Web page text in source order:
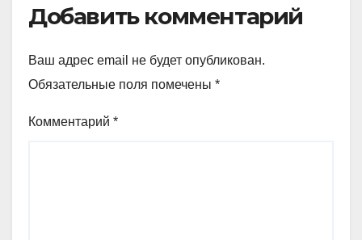
Добавить комментарий
Ваш адрес email не будет опубликован.
Обязательные поля помечены *
Комментарий *